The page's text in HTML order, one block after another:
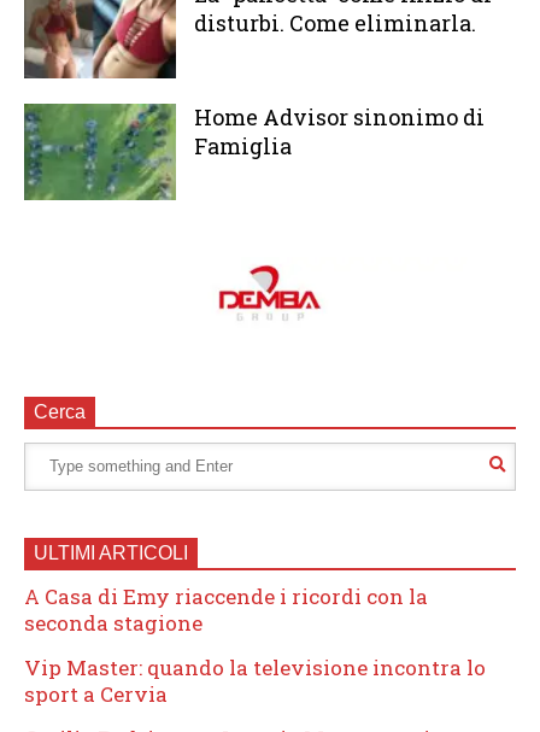
disturbi. Come eliminarla.
Home Advisor sinonimo di
Famiglia
Cerca
ULTIMI ARTICOLI
A Casa di Emy riaccende i ricordi con la
seconda stagione
Vip Master: quando la televisione incontra lo
sport a Cervia